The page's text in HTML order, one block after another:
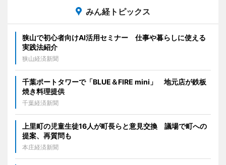
みん経トピックス
狭山で初心者向けAI活用セミナー 仕事や暮らしに使える
実践法紹介
狭山経済新聞
千葉ポートタワーで「BLUE＆FIRE mini」 地元店が鉄板
焼き料理提供
千葉経済新聞
上里町の児童生徒16人が町長らと意見交換 議場で町への
提案、再質問も
本庄経済新聞